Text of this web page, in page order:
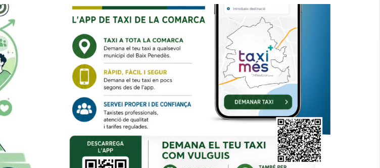
Entra En Funcionament L'Àrea Única Del Taxi Del
Baix Penedès Per Millorar La Mobilitat A Tota La
Altres
Turisme